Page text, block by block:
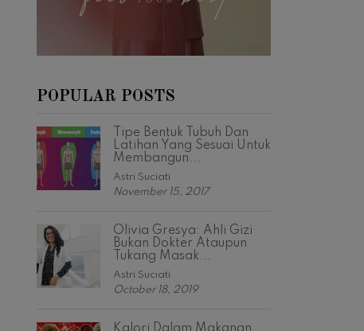
POPULAR POSTS
Tipe Bentuk Tubuh Dan
Latihan Yang Sesuai Untuk
Membangun...
Astri Suciati
November 15, 2017
Olivia Gresya: Ahli Gizi
Bukan Dokter Ataupun
Tukang Masak...
Astri Suciati
October 18, 2019